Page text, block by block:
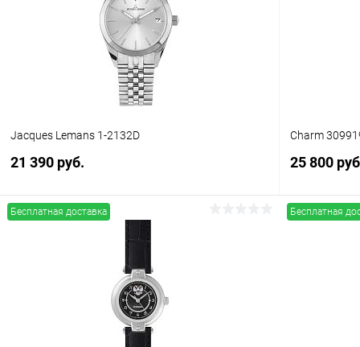
Jacques Lemans 1-2132D
21 390 руб.
В корзину
Charm
25 800
Бесплатная доставка Бесплатная